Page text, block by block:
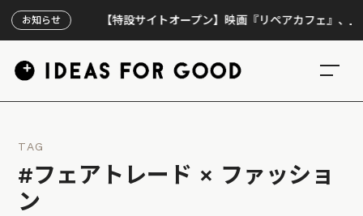
お知らせ【特設サイトオープン】映画『リペアカフェ』、上映300
TAG
#フェアトレード × ファッショ
ン